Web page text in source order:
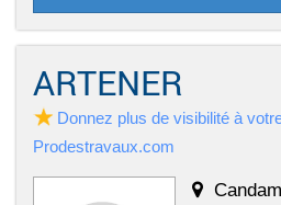
ARTENER
Donnez plus de visibilité à
Prodestravaux.com